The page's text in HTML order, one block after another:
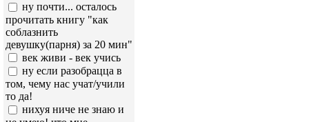
ну почти... осталось
прочитать книгу "как
соблазнить
девушку(парня) за 20 мин"
век живи - век учись
ну если разобрацца в
том, чему нас учат/учили
то да!
нихуя ниче не знаю и